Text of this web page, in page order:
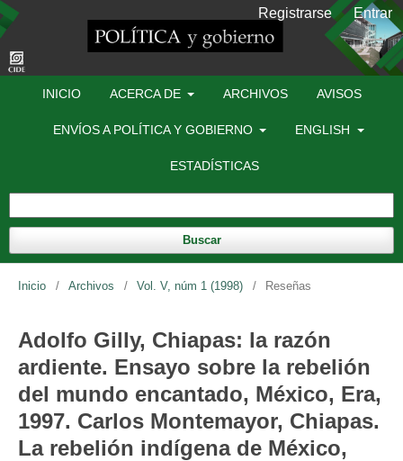
INICIO ACERCA DE ARCHIVOS AVISOS
ENVÍOS A POLÍTICA Y GOBIERNO ENGLISH
ESTADÍSTICAS
Buscar
Registrarse Entrar
Inicio / Archivos / Vol. V, núm 1 (1998) / Reseñas
Adolfo Gilly, Chiapas: la razón
ardiente. Ensayo sobre la rebelión
del mundo encantado, México, Era,
1997. Carlos Montemayor, Chiapas.
La rebelión indígena de México,